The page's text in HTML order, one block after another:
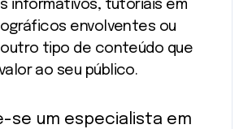
informativos, tutoriais em
envolventes ou
outro tipo de conteúdo que
ao seu público.
se um especialista em